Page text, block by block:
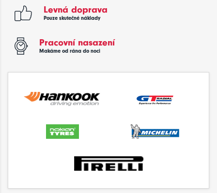
Levná doprava
Pouze skutečné náklady
Pracovní nasazení
Makáme od rána do noci